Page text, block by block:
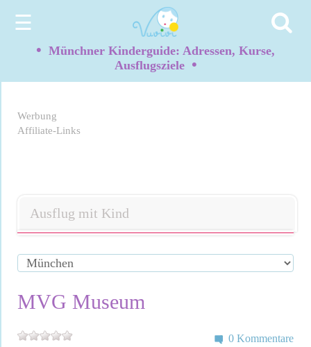
☰
• Münchner Kinderguide: Adressen, Kurse,
Ausflugsziele •
Werbung
Affiliate-Links
Ausflug mit Kind
MVG Museum
0 Kommentare